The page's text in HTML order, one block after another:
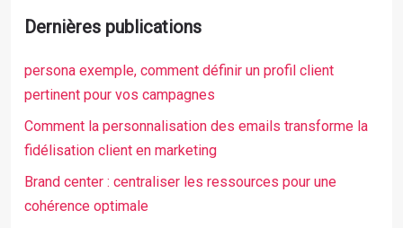
Dernières publications
persona exemple, comment définir un profil client
pertinent pour vos campagnes
Comment la personnalisation des emails transforme la
fidélisation client en marketing
Brand center : centraliser les ressources pour une
cohérence optimale